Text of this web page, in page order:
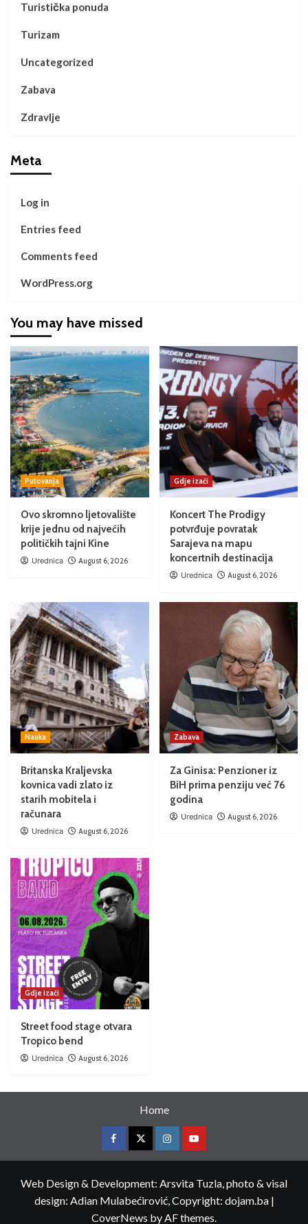
Turistička ponuda
Turizam
Uncategorized
Zabava
Zdravlje
Meta
Log in
Entries feed
Comments feed
WordPress.org
You may have missed
Putovanja
Ovo skromno ljetovalište
krije jednu od najvećih
političkih tajni Kine
Urednica August 6, 2026
Gdje izaći
Koncert The Prodigy
potvrđuje povratak
Sarajeva na mapu
koncertnih destinacija
Urednica August 6, 2026
Nauka
Britanska Kraljevska
kovnica vadi zlato iz
starih mobitela i
računara
Urednica August 6, 2026
Zabava
Za Ginisa: Penzioner iz
BiH prima penziju već 76
godina
Urednica August 6, 2026
Gdje izaći
Street food stage otvara
Tropico bend
Urednica August 6, 2026
Home
Web Design & Development: Arsvita Tuzla, photo & visal
design: Adian Mulabećirović, Copyright: dojam.ba |
CoverNews by AF themes.